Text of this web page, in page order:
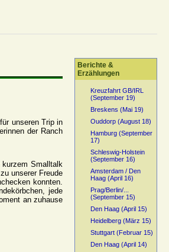
unseren Trip in
der Ranch
Smalltalk
unserer Freude
konnten.
jede
an zuhause
Berichte &
Erzählungen
Kreuzfahrt GB/IRL
(September 19)
Breskens (Mai 19)
Ouddorp (August 18)
Hamburg (September
17)
Schleswig-Holstein
(September 16)
Amsterdam / Den
Haag (April 16)
Prag/Berlin/...
(September 15)
Den Haag (April 15)
Heidelberg (März 15)
Stuttgart (Februar 15)
Den Haag (April 14)